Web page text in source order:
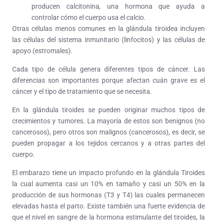
producen calcitonina, una hormona que ayuda a
controlar cómo el cuerpo usa el calcio.
Otras células menos comunes en la glándula tiroidea incluyen
las células del sistema inmunitario (linfocitos) y las células de
apoyo (estromales).
Cada tipo de célula genera diferentes tipos de cáncer. Las
diferencias son importantes porque afectan cuán grave es el
cáncer y el tipo de tratamiento que se necesita.
En la glándula tiroides se pueden originar muchos tipos de
crecimientos y tumores. La mayoría de estos son benignos (no
cancerosos), pero otros son malignos (cancerosos), es decir, se
pueden propagar a los tejidos cercanos y a otras partes del
cuerpo.
El embarazo tiene un impacto profundo en la glándula Tiroides
la cual aumenta casi un 10% en tamaño y casi un 50% en la
producción de sus hormonas (T3 y T4) las cuales permanecen
elevadas hasta el parto. Existe también una fuerte evidencia de
que el nivel en sangre de la hormona estimulante del tiroides, la